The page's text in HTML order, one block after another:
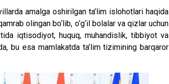
amalga oshirilgan ta’lim islohotlari haqida
olingan bo‘lib, o‘g‘il bolalar va qizlar uchun
iqtisodiyot, huquq, muhandislik, tibbiyot va
bu esa mamlakatda ta’lim tizimining barqaror